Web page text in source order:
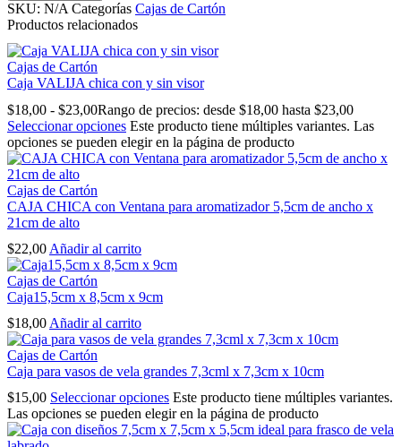
SKU: N/A Categorías Cajas de Cartón
Productos relacionados
Cajas de Cartón
Caja VALIJA chica con y sin visor
$18,00 - $23,00Rango de precios: desde $18,00 hasta $23,00
Seleccionar opciones Este producto tiene múltiples variantes. Las
opciones se pueden elegir en la página de producto
Cajas de Cartón
CAJA CHICA con Ventana para aromatizador 5,5cm de ancho x
21cm de alto
$22,00 Añadir al carrito
Cajas de Cartón
Caja15,5cm x 8,5cm x 9cm
$18,00 Añadir al carrito
Cajas de Cartón
Caja para vasos de vela grandes 7,3cml x 7,3cm x 10cm
$15,00 Seleccionar opciones Este producto tiene múltiples variantes.
Las opciones se pueden elegir en la página de producto